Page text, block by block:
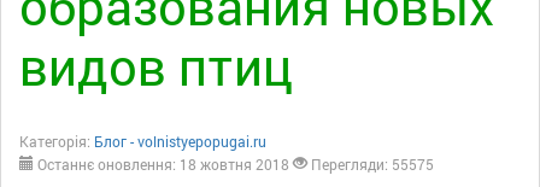
видов птиц
Категорія: Блог - volnistyepopugai.ru
Останнє оновлення: 18 жовтня 2018
Перегляди: 55575